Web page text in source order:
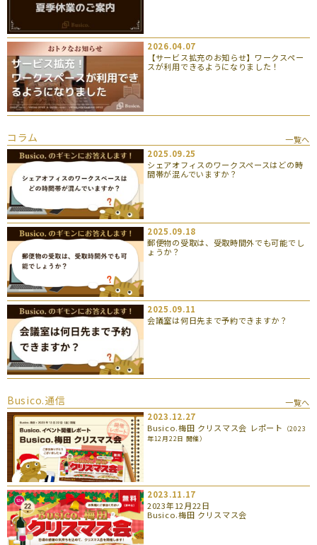
2026.04.07
【サービス拡充のお知らせ】ワークスペー
スが利用できるようになりました！
コラム
一覧へ
2025.09.25
シェアオフィスのワークスペースはどの時
間帯が混んでいますか？
2025.09.18
郵便物の受取は、受取時間外でも可能でし
ょうか？
2025.09.11
会議室は何日先まで予約できますか？
Busico.通信
一覧へ
2023.12.27
Busico.梅田 クリスマス会 レポート
（2023
年12月22日 開催）
2023.11.17
2023年12月22日
Busico.梅田 クリスマス会